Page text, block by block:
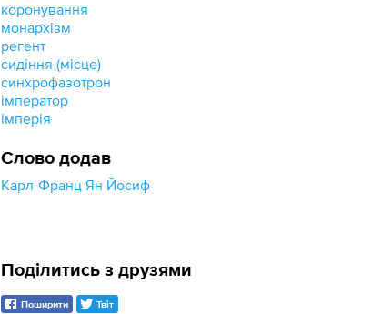
коронування
монархізм
регент
сидіння (місце)
синхрофазотрон
імператор
імперія
Слово додав
Карл-Франц Ян Йосиф
Поділитись з друзями
Поширити Твіт